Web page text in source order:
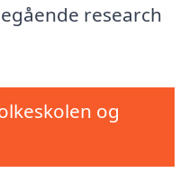
research
og